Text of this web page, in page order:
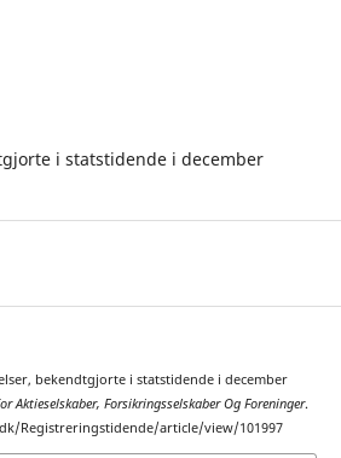
i statstidende i december
bekendtgjorte i statstidende i december
Aktieselskaber, Forsikringsselskaber Og Foreninger.
Registreringstidende/article/view/101997